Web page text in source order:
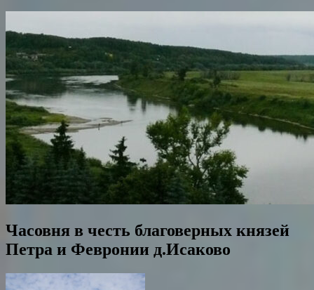
Часовня в честь благоверных князей
Петра и Февронии д.Исаково